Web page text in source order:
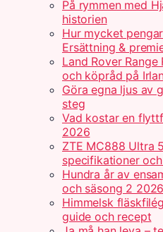
På rymmen med
historien
Hur mycket
Ersättning &
Land Rover
och köpråd på
Göra egna ljus av
steg
Vad kostar en
2026
ZTE MC888 Ultra
specifikationer
Hundra år av
och säsong 2 2026
Himmelsk
guide och recept